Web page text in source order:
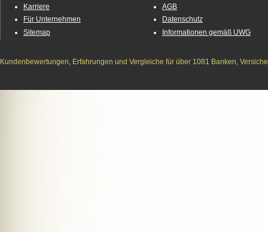
Karriere
Für Unternehmen
Sitemap
AGB
Datenschutz
Informationen gemäß UWG
Kundenbewertungen, Erfahrungen und Vergleiche für über 1081 Banken,